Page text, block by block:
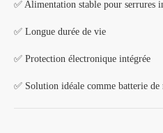
✅ Alimentation stable pour serrures
✅ Longue durée de vie
✅ Protection électronique intégrée
✅ Solution idéale comme batterie de